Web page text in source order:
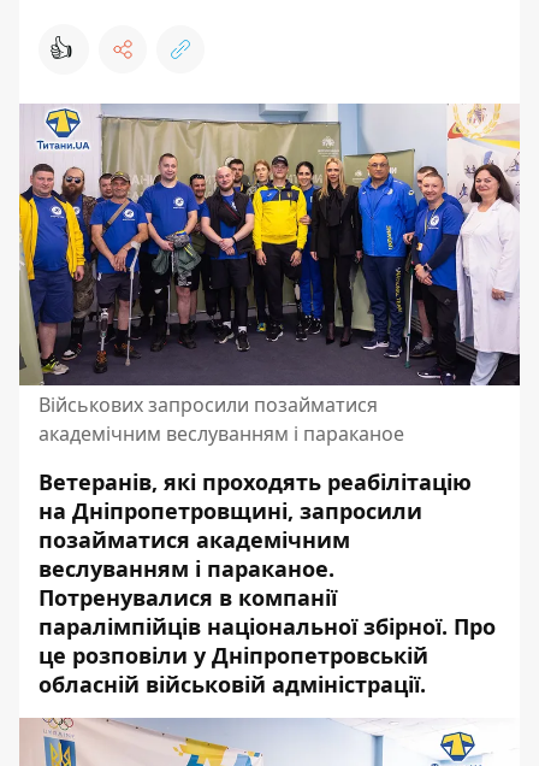
👍
Військових запросили позайматися
академічним веслуванням і параканое
Ветеранів, які проходять реабілітацію
на Дніпропетровщині, запросили
позайматися академічним
веслуванням і параканое.
Потренувалися в компанії
паралімпійців національної збірної. Про
це розповіли у Дніпропетровській
обласній військовій адміністрації.